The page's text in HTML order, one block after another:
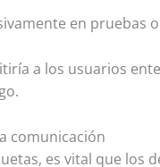
en pruebas
a los usuarios
comunicación
es vital que los